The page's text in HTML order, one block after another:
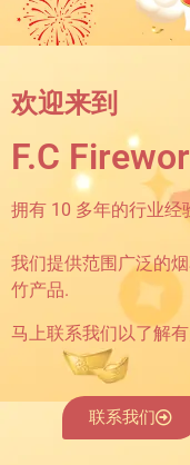
欢迎来到
F.C
拥有 10 多年的行业经
我们提供范围广泛的
竹产品.
马上联系我们以了解
联系我们